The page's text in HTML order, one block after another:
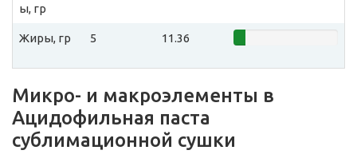
ы, гр
Жиры, гр 5 11.36
Микро- и макроэлементы в
Ацидофильная паста
сублимационной сушки